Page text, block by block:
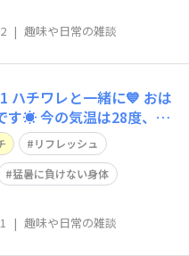
| 趣味や日常の雑談
ワレと一緒に💙 おは
す☀️ 今の気温は28度、予
す。 骨盤を立てて、下
。 脚は肩幅に開きます。
リフレッシュ
猛暑に負けない身体
| 趣味や日常の雑談